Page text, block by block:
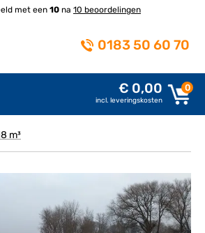
met een 10 na 10 beoordelingen
0183 50 60 70
€ 0,00
incl. leveringskosten
0
m³